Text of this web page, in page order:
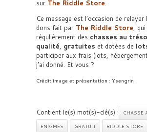
sur The Riddle Store.
Ce message est l’occasion de relayer
dons fait par The Riddle Store,
régulièrement des chasses au
qualité, gratuites et dotées de
participer aux frais (lots,
j’ai donné. Et vous ?
Crédit image et présentation : Ysengrin
Contient le(s) mot(s)-clé(s) :
CHASSE
ENIGMES
GRATUIT
RIDDLE STORE